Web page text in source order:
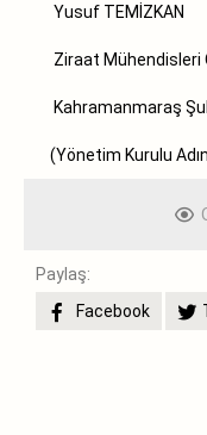
Yusuf TEMİZKAN
Ziraat Mühendisleri
Kahramanmaraş
(Yönetim Kurulu
Paylaş:
Facebook